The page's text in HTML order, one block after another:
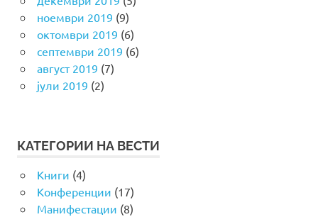
ноември 2019 (9)
октомври 2019 (6)
септември 2019 (6)
август 2019 (7)
јули 2019 (2)
КАТЕГОРИИ НА ВЕСТИ
Книги (4)
Конференции (17)
Манифестации (8)